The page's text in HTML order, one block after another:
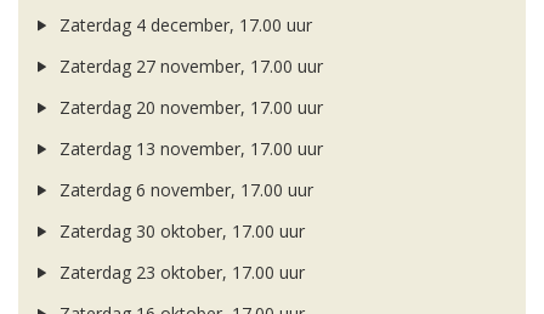
Zaterdag 4 december, 17.00 uur
Zaterdag 27 november, 17.00 uur
Zaterdag 20 november, 17.00 uur
Zaterdag 13 november, 17.00 uur
Zaterdag 6 november, 17.00 uur
Zaterdag 30 oktober, 17.00 uur
Zaterdag 23 oktober, 17.00 uur